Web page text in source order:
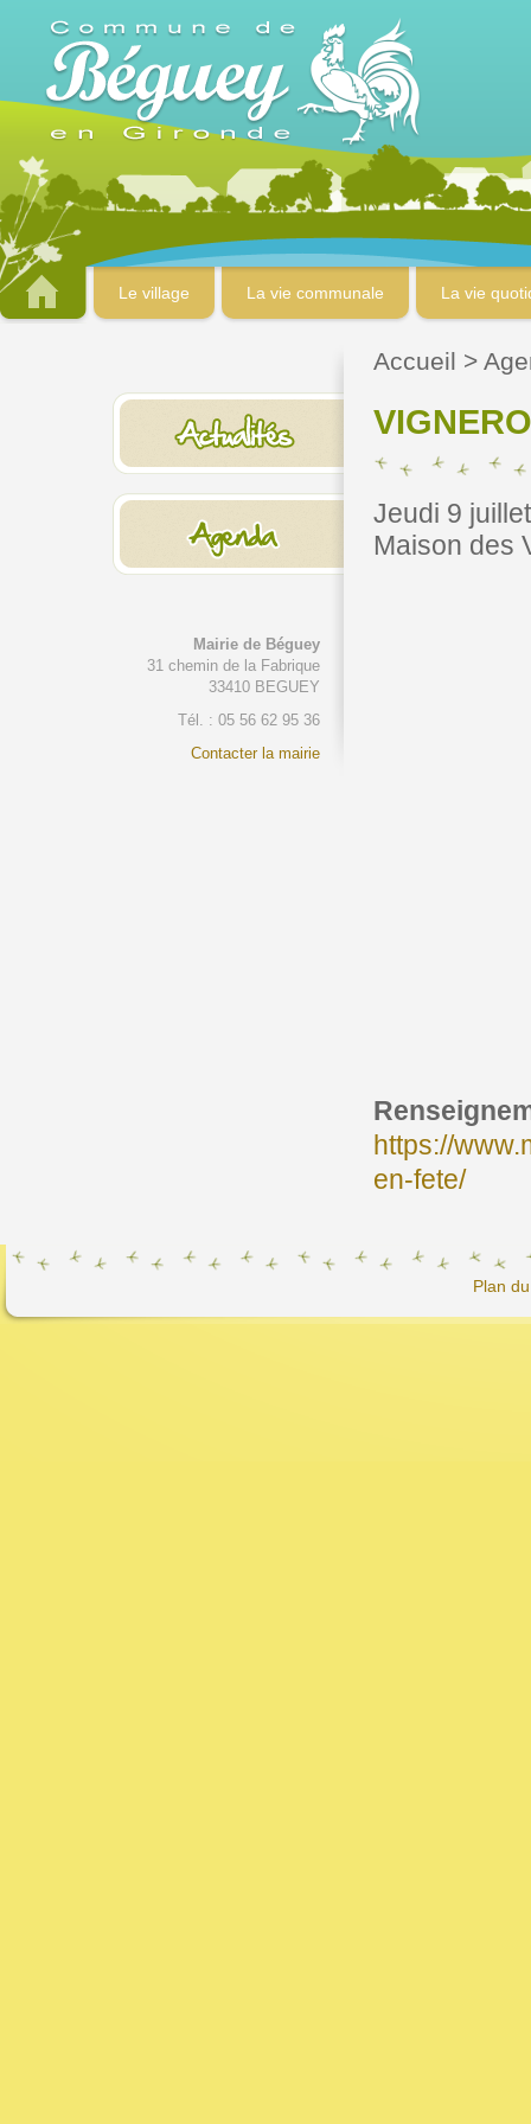
Le village La vie communale La vie
Mairie de Béguey
31 chemin de la Fabrique
33410 BEGUEY
Tél. : 05 56 62 95 36
Contacter la mairie
Accueil >
Jeudi 9
Maison des
https://
en-fete/
Plan